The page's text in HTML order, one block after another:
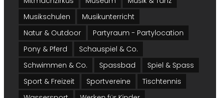
Musikschulen
Musikunterricht
Natur & Outdoor
Partyraum - Partylocation
Pony & Pferd
Schauspiel & Co.
Schwimmen & Co.
Spassbad
Spiel & Spass
Sport & Freizeit
Sportvereine
Tischtennis